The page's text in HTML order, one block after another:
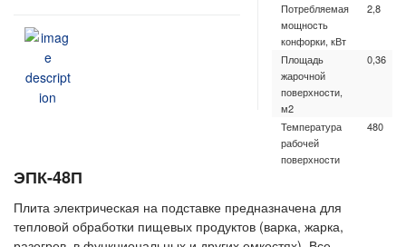
Потребляемая
мощность
конфорки, кВт
2,8
Площадь
жарочной
поверхности,
м2
0,36
Температура
рабочей
поверхности
480
Время
разогрева
конфорки до
ЭПК-48П
Плита электрическая на подставке предназначена для
тепловой обработки пищевых продуктов (варка, жарка,